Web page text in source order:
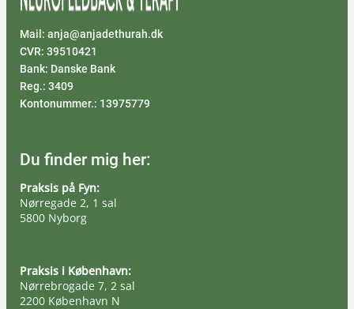
Mail: anja@anjadethurah.dk
CVR: 39510421
Bank: Danske Bank
Reg.: 3409
Kontonummer.: 13975779
Du finder mig her:
Praksis på Fyn:
Nørregade 2, 1 sal
5800 Nyborg
Praksis i København:
Nørrebrogade 7, 2 sal
2200 København N